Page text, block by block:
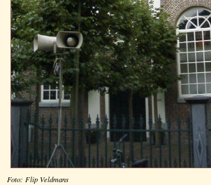
Foto: Flip Veldmans